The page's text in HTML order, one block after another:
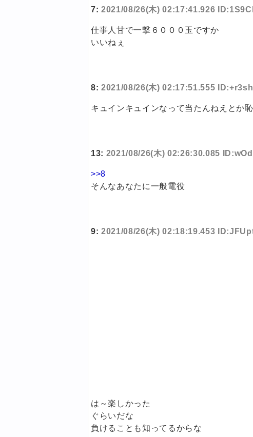
7: 2021/08/26(木) 02:17:41.926
仕事人甘で一撃６０００玉ですか
いいねぇ
8: 2021/08/26(木) 02:17:51.555
キュインキュインなって当たんねえとか
13: 2021/08/26(木) 02:26:30.085
>>8
そんなあなたに一般電役
9: 2021/08/26(木) 02:18:19.453
は～楽しかった
ぐらいだな
負けることも知ってるからな